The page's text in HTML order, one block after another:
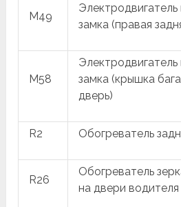
M49
Электродвигатель
замка (правая
M58
Электродвигатель
замка (крышка
дверь)
R2 Обогреватель
R26
Обогреватель
на двери водителя